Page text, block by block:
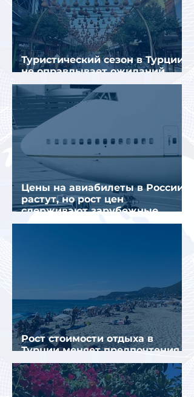
Туристический сезон в Турции
не оправдывает ожиданий
отрасли
Цены на авиабилеты в России
растут, но рост цен
сдерживают зарубежные
конкуренты
Рост стоимости отдыха в
Турции меняет предпочтения
туристов